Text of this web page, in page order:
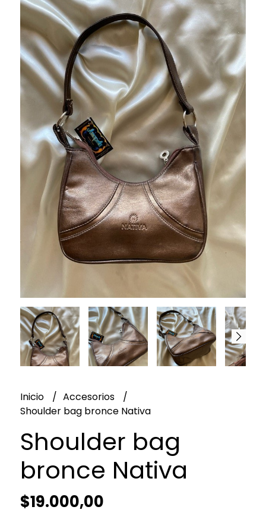
Inicio
Accesorios
Shoulder bag bronce Nativa
Shoulder bag
bronce Nativa
$19.000,00